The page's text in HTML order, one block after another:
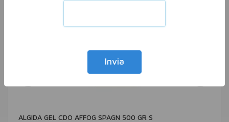
ALGIDA GEL CDO AFFOG SPAGN 500 GR S
Invia